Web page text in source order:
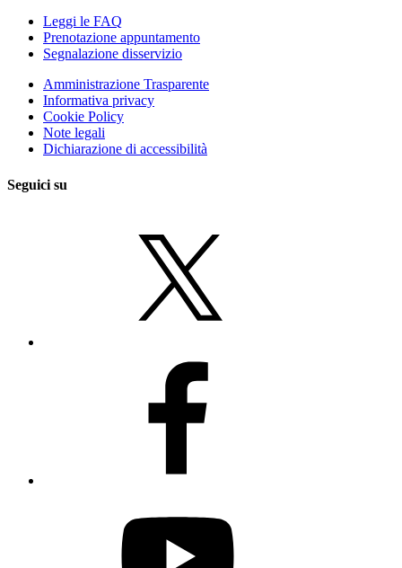
Leggi le FAQ
Prenotazione appuntamento
Segnalazione disservizio
Amministrazione Trasparente
Informativa privacy
Cookie Policy
Note legali
Dichiarazione di accessibilità
Seguici su